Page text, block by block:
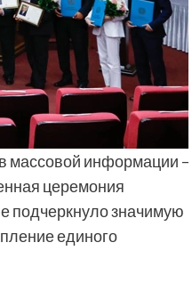
массовой информации –
церемония
подчеркнуло значимую
единого